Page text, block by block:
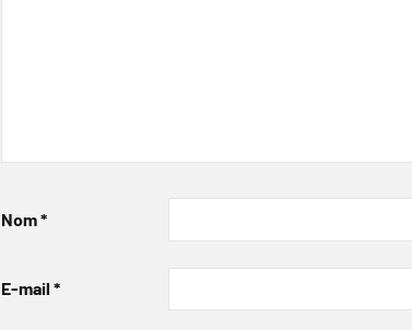
Nom*
E-mail *